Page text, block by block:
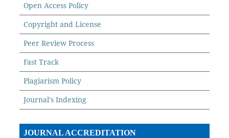
Open Access Policy
Copyright and License
Peer Review Process
Fast Track
Plagiarism Policy
Journal's Indexing
JOURNAL ACCREDITATION